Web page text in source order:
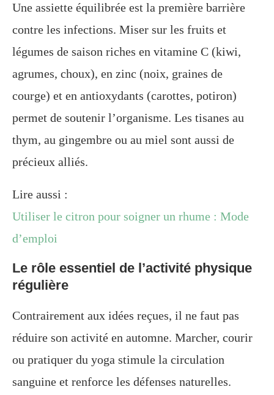
Une assiette équilibrée est la première barrière
contre les infections. Miser sur les fruits et
légumes de saison riches en vitamine C (kiwi,
agrumes, choux), en zinc (noix, graines de
courge) et en antioxydants (carottes, potiron)
permet de soutenir l’organisme. Les tisanes au
thym, au gingembre ou au miel sont aussi de
précieux alliés.
Lire aussi :
Utiliser le citron pour soigner un rhume : Mode
d’emploi
Le rôle essentiel de l’activité physique
régulière
Contrairement aux idées reçues, il ne faut pas
réduire son activité en automne. Marcher, courir
ou pratiquer du yoga stimule la circulation
sanguine et renforce les défenses naturelles.